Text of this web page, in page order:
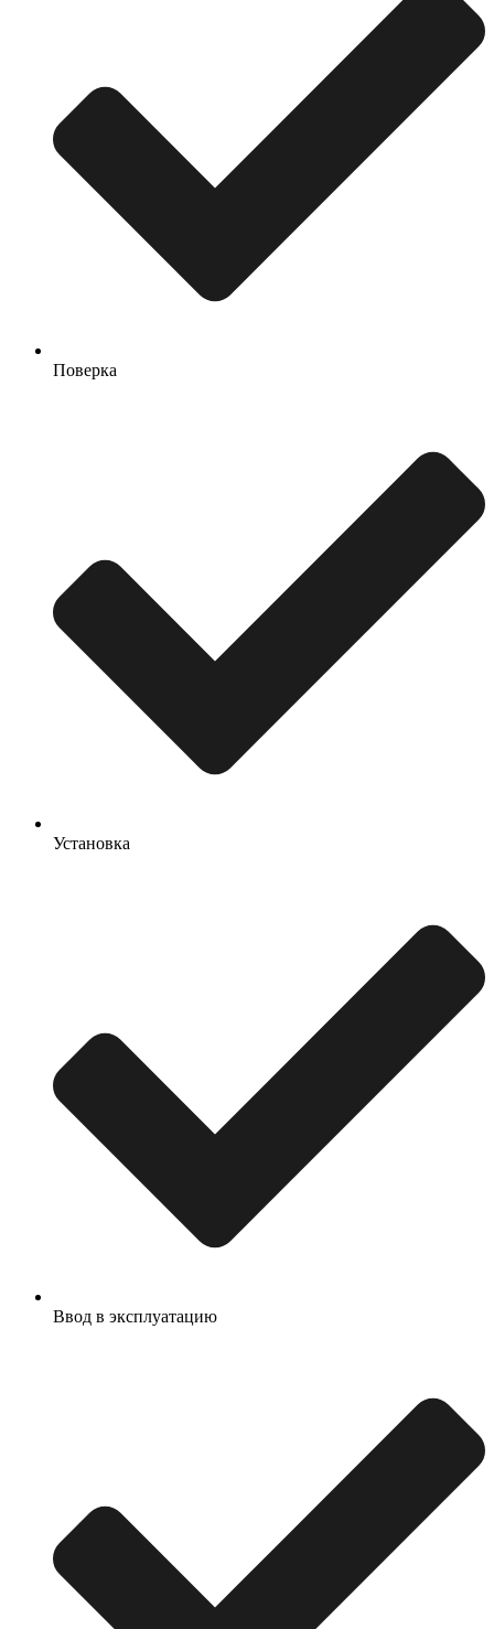
Поверка
Установка
Ввод в эксплуатацию